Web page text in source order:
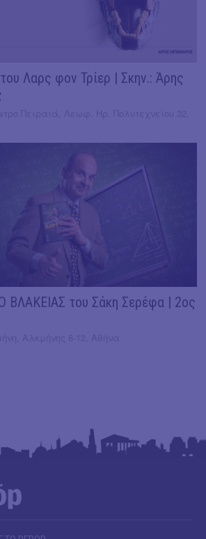
Λαρς φον Τρίερ | Σκην.: Άρης
ΒΛΑΚΕΙΑΣ του Σάκη Σερέφα | 2ος